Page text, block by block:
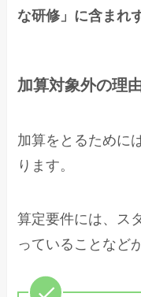
な研修」に含まれ
加算対象外の理
加算をとるために
ります。
算定要件には、ス
っていることなど